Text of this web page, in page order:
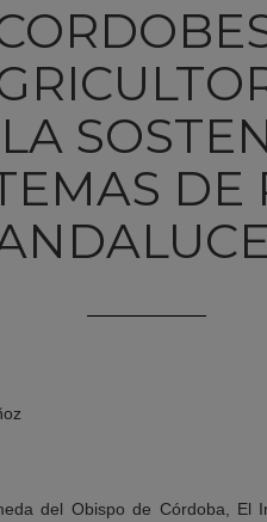
DE
del Obispo de Córdoba, El